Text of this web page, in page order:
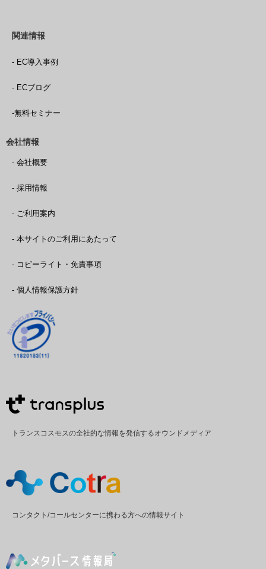
関連情報
- EC導入事例
- ECブログ
-無料セミナー
会社情報
- 会社概要
- 採用情報
- ご利用案内
- 本サイトのご利用にあたって
- コピーライト・免責事項
- 個人情報保護方針
トランスコスモスの全社的な情報を発信するオウンドメディア
コンタクト/コールセンターに携わる方への情報サイト